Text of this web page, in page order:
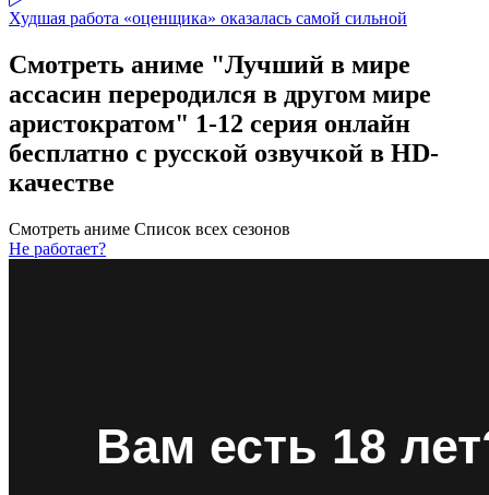
Худшая работа «оценщика» оказалась самой сильной
Смотреть аниме "Лучший в мире
ассасин переродился в другом мире
аристократом" 1-12 серия онлайн
бесплатно с русской озвучкой в HD-
качестве
Смотреть аниме Список всех сезонов
Не работает?